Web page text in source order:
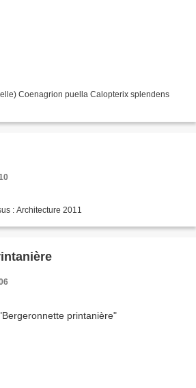
Coenagrion puella Calopterix splendens
: Architecture 2011